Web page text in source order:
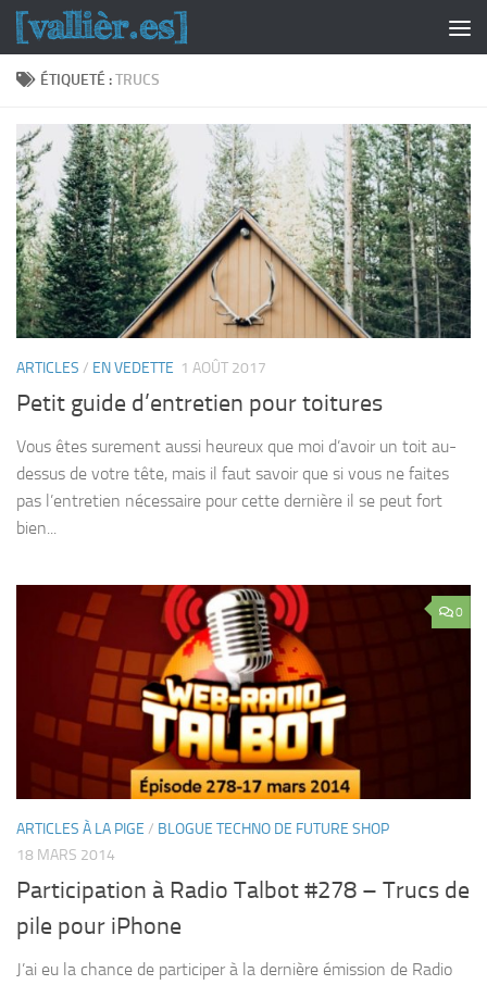
Skip to content
ÉTIQUETÉ :TRUCS
ARTICLES / EN VEDETTE 1 AOÛT 2017
Petit guide d’entretien pour toitures
Vous êtes surement aussi heureux que moi d’avoir un toit au-
dessus de votre tête, mais il faut savoir que si vous ne faites
pas l’entretien nécessaire pour cette dernière il se peut fort
bien...
0
ARTICLES À LA PIGE / BLOGUE TECHNO DE FUTURE SHOP
18 MARS 2014
Participation à Radio Talbot #278 – Trucs de
pile pour iPhone
J’ai eu la chance de participer à la dernière émission de Radio